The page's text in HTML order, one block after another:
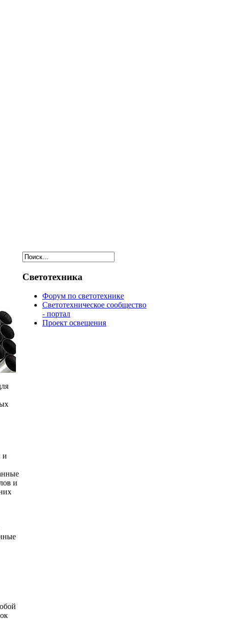
и
и
Светотехника
Форум по светотехнике
Светотехническое сообщество
- портал
Проект освещения